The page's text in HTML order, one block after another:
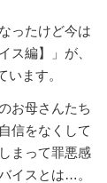
ったけど今は
ス編】」が、
ます。
お母さんたち
信をなくして
まって罪悪感
イスとは…。